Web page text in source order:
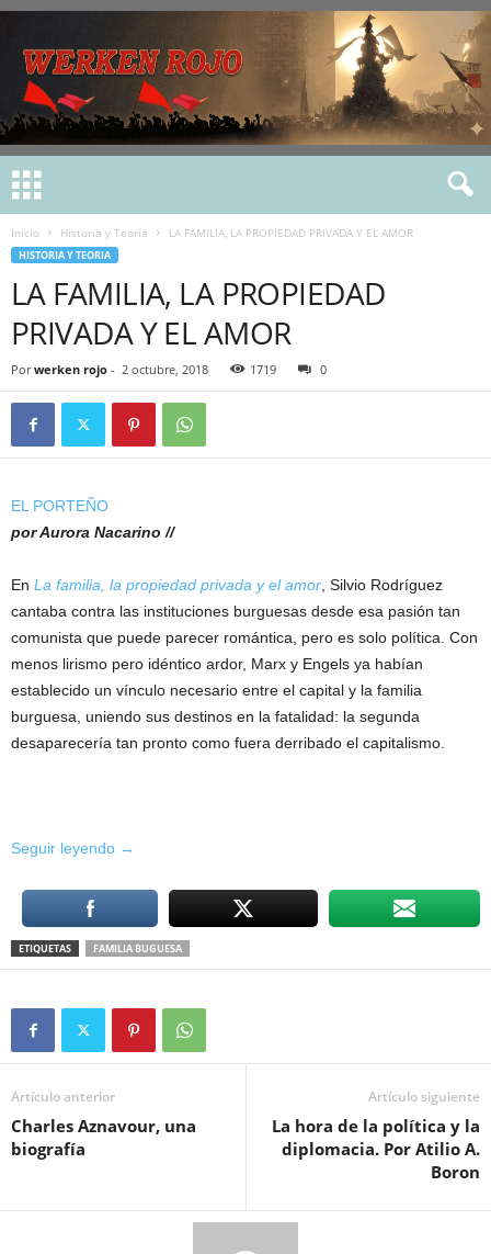
Inicio Historia y Teoria LA FAMILIA, LA PROPIEDAD PRIVADA Y EL AMOR
HISTORIA Y TEORIA
LA FAMILIA, LA PROPIEDAD
PRIVADA Y EL AMOR
Por werken rojo - 2 octubre, 2018 1719 0
EL PORTEÑO
por Aurora Nacarino //
En La familia, la propiedad privada y el amor , Silvio Rodríguez
cantaba contra las instituciones burguesas desde esa pasión tan
comunista que puede parecer romántica, pero es solo política. Con
menos lirismo pero idéntico ardor, Marx y Engels ya habían
establecido un vínculo necesario entre el capital y la familia
burguesa, uniendo sus destinos en la fatalidad: la segunda
desaparecería tan pronto como fuera derribado el capitalismo.
Seguir leyendo La
propiedad
privada
el
amor
→
ETIQUETAS FAMILIA BUGUESA
Artículo anterior
Charles Aznavour, una
biografía
Artículo siguiente
La hora de la política y la
diplomacia. Por Atilio A.
Boron